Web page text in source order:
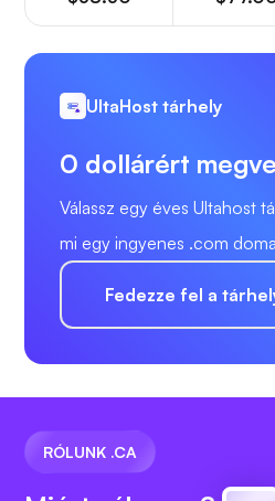
UltaHost tárhely
0 dollárért
Válassz egy éves Ultahost
mi egy ingyenes .com
Fedezze fel a
RÓLUNK .CA